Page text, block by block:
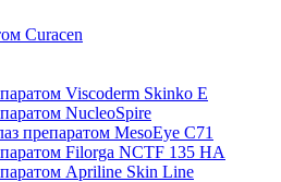
Curacen
Viscoderm Skinko E
NucleoSpire
препаратом MesoEye С71
Filorga NCTF 135 HA
Apriline Skin Line